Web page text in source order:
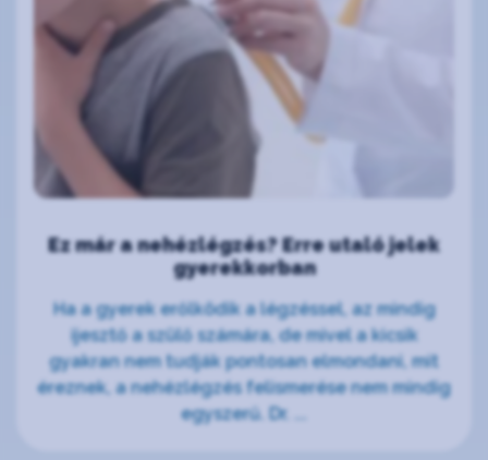
Ez már a nehézlégzés? Erre utaló jelek
gyerekkorban
Ha a gyerek erőlködik a légzéssel, az mindig
ijesztő a szülő számára, de mivel a kicsik
gyakran nem tudják pontosan elmondani, mit
éreznek, a nehézlégzés felismerése nem mindig
egyszerű. Dr. ...